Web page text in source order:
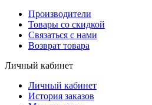
Производители
Товары со скидкой
Связаться с нами
Возврат товара
Личный кабинет
Личный кабинет
История заказов